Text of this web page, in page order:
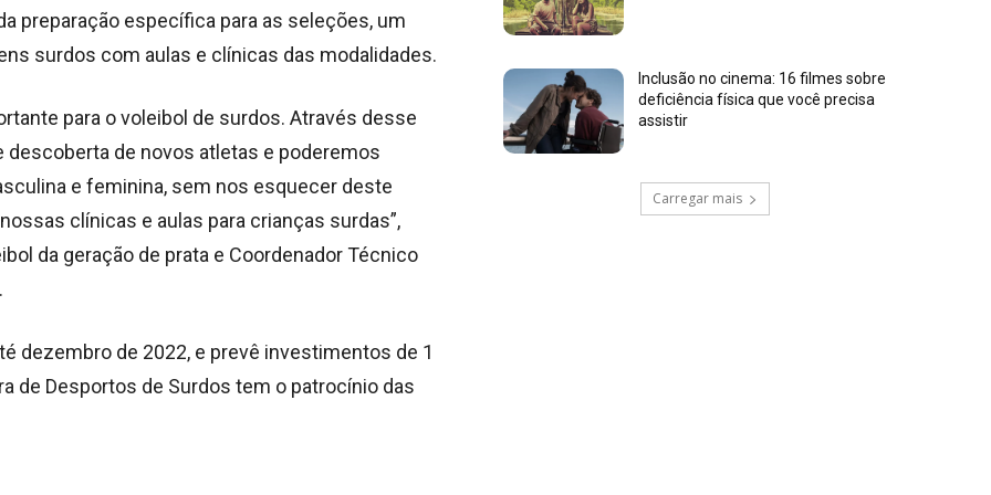
preparação específica para as seleções, um
surdos com aulas e clínicas das modalidades.
para o voleibol de surdos. Através desse
de novos atletas e poderemos
e feminina, sem nos esquecer deste
clínicas e aulas para crianças surdas”,
da geração de prata e Coordenador Técnico
dezembro de 2022, e prevê investimentos de 1
de Desportos de Surdos tem o patrocínio das
Inclusão no cinema: 16 filmes sobre
deficiência física que você precisa
assistir
Carregar mais